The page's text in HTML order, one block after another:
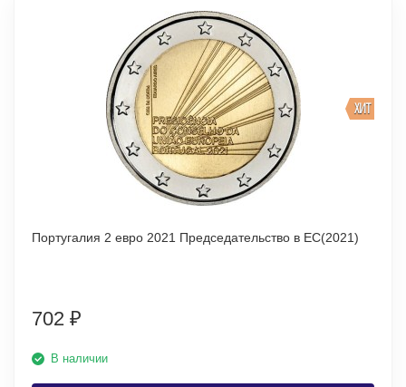
ХИТ
Португалия 2 евро 2021 Председательство в ЕС(2021)
702 ₽
В наличии